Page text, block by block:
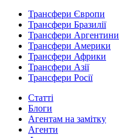
Трансфери Європи
Трансфери Бразилії
Трансфери Аргентини
Трансфери Америки
Трансфери Африки
Трансфери Азії
Трансфери Росії
Статті
Блоги
Агентам на замітку
Агенти